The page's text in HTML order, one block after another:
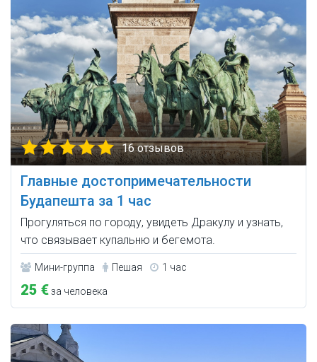
16 отзывов
Главные достопримечательности
Будапешта за 1 час
Прогуляться по городу, увидеть Дракулу и узнать,
что связывает купальню и бегемота.
Мини-группа Пешая 1 час
25 €за человека